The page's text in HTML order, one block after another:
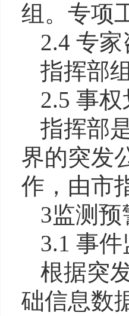
组。专项
2.4 专
指挥部
2.5 事权
指挥部
界的突发
作，由市
3监测预
3.1 事件
根据突
础信息数